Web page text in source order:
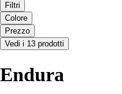
Filtri
Colore
Prezzo
Vedi i 13 prodotti
Endura